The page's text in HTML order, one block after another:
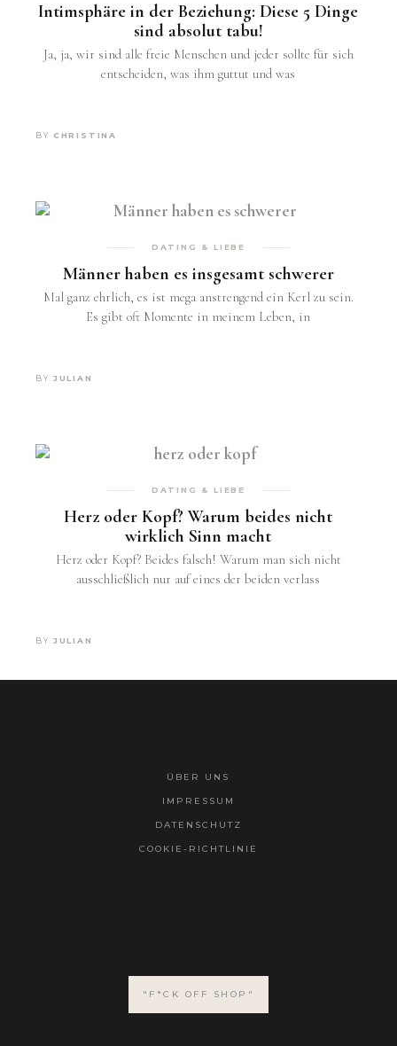
Intimsphäre in der Beziehung: Diese 5 Dinge
sind absolut tabu!
Ja, ja, wir sind alle freie Menschen und jeder sollte für sich
entscheiden, was ihm guttut und was
BY CHRISTINA
DATING & LIEBE
Männer haben es insgesamt schwerer
Mal ganz ehrlich, es ist mega anstrengend ein Kerl zu sein.
Es gibt oft Momente in meinem Leben, in
BY JULIAN
DATING & LIEBE
Herz oder Kopf? Warum beides nicht
wirklich Sinn macht
Herz oder Kopf? Beides falsch! Warum man sich nicht
ausschließlich nur auf eines der beiden verlass
BY JULIAN
ÜBER UNS
IMPRESSUM
DATENSCHUTZ
COOKIE-RICHTLINIE
"F*CK OFF SHOP"